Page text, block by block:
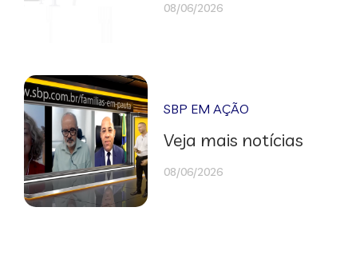
08/06/2026
SBP EM AÇÃO
Veja mais notícias
08/06/2026